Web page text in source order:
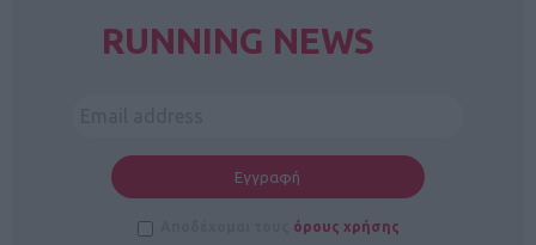
RUNNING NEWS
όρους χρήσης